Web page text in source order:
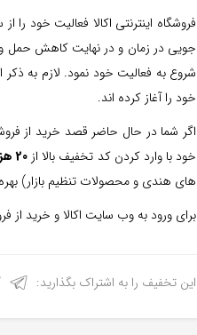
جویی در زمان و در نهایت کاهش حمل و
شروع به فعالیت خود نمود. لازم به
خود را آغاز کرده اند.
اگر شما در حال حاضر قصد خرید از
خود با وارد کردن کد تخفیف بالا از 20 هزار تومان
های هندی و محصولات تنظیم بازار)
برای ورود به وب سایت اکالا و خرید از
این تخفیف را به اشتراک بگذارید: